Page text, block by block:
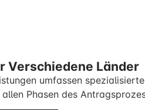
Verschiedene Länder
umfassen
Phasen des